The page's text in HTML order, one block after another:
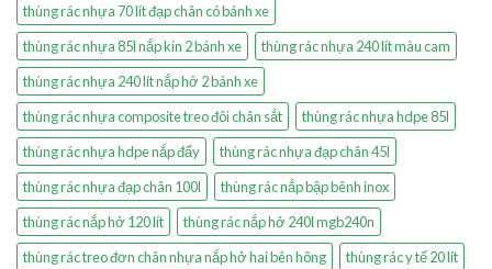
thùng rác nhựa 70 lít đạp chân có bánh xe
thùng rác nhựa 85l nắp kín 2 bánh xe
thùng rác nhựa 240 lít màu cam
thùng rác nhựa 240 lít nắp hở 2 bánh xe
thùng rác nhựa composite treo đôi chân sắt
thùng rác nhựa hdpe 85l
thùng rác nhựa hdpe nắp đẩy
thùng rác nhựa đạp chân 45l
thùng rác nhựa đạp chân 100l
thùng rác nắp bập bênh inox
thùng rác nắp hở 120 lít
thùng rác nắp hở 240l mgb240n
thùng rác treo đơn chân nhựa nắp hở hai bên hông
thùng rác y tế 20 lít